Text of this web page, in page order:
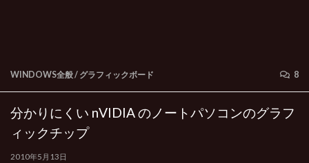
WINDOWS全般/ グラフィックボード 8
分かりにくい nVIDIA のノートパソコンのグラフ
ィックチップ
2010年5月13日